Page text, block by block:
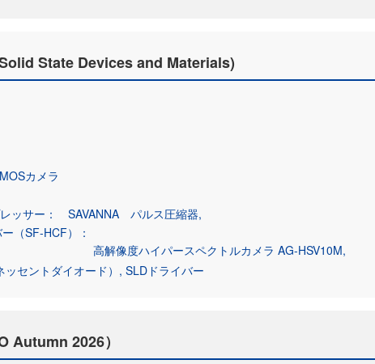
State Devices and Materials)
カメラ
ッサー： SAVANNA パルス圧縮器
（SF-HCF）：
高解像度ハイパースペクトルカメラ AG-HSV10M
セントダイオード）
SLDドライバー
Autumn 2026）